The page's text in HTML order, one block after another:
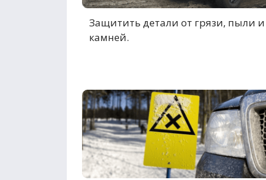
Защитить детали от грязи, пыли и
камней.